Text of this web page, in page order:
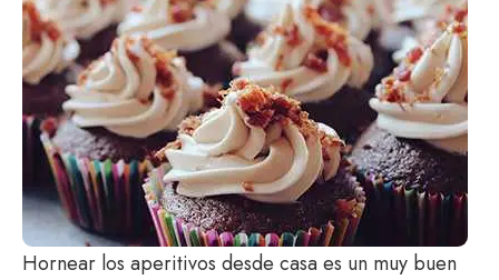
Hornear los aperitivos desde casa es un muy buen